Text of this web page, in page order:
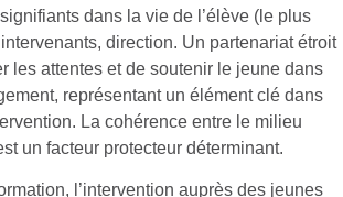
dans la vie de l’élève (le plus
direction. Un partenariat étroit
les attentes et de soutenir le jeune dans
représentant un élément clé dans
La cohérence entre le milieu
un facteur protecteur déterminant​.
l’intervention auprès des jeunes